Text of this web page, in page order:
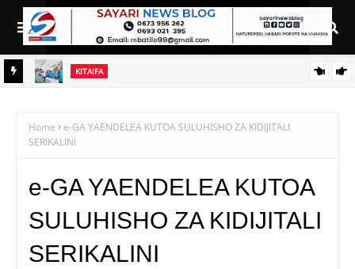
KITAIFA
Home
e-GA YAENDELEA KUTOA SULUHISHO ZA KIDIJITALI
SERIKALINI
e-GA YAENDELEA KUTOA
SULUHISHO ZA KIDIJITALI
SERIKALINI